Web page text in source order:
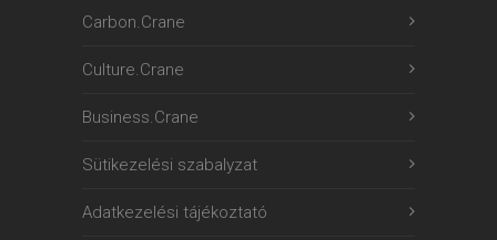
Carbon.Crane
Culture.Crane
Business.Crane
Sütikezelési szabalyzat
Adatkezelési tájékoztató